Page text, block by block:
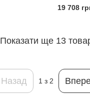
19 708
Показати ще 13
Назад 1 з 2